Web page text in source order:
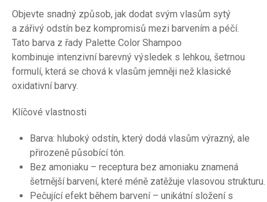
Objevte snadný způsob, jak dodat svým vlasům sytý
a zářivý odstín bez kompromisů mezi barvením a péčí.
Tato barva z řady Palette Color Shampoo
kombinuje intenzivní barevný výsledek s lehkou, šetrnou
formulí, která se chová k vlasům jemněji než klasické
oxidativní barvy.
Klíčové vlastnosti
Barva: hluboký odstín, který dodá vlasům výrazný, ale
přirozeně působící tón.
Bez amoniaku – receptura bez amoniaku znamená
šetrnější barvení, které méně zatěžuje vlasovou strukturu.
Pečující efekt během barvení – unikátní složení s